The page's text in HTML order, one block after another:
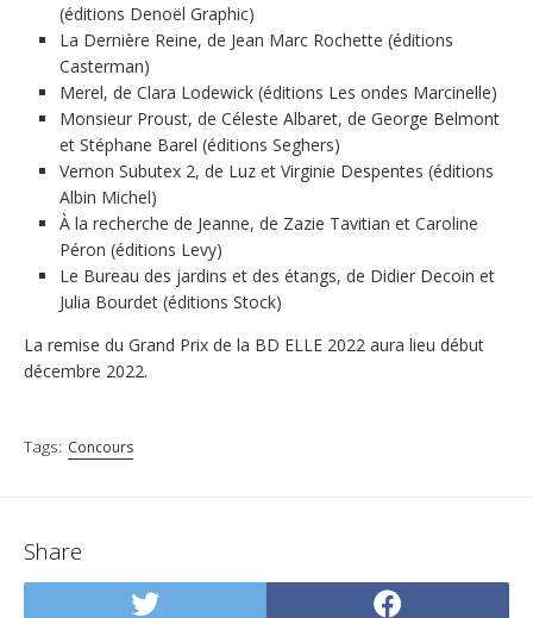
(éditions Denoël Graphic)
La Dernière Reine, de Jean Marc Rochette (éditions
Casterman)
Merel, de Clara Lodewick (éditions Les ondes Marcinelle)
Monsieur Proust, de Céleste Albaret, de George Belmont
et Stéphane Barel (éditions Seghers)
Vernon Subutex 2, de Luz et Virginie Despentes (éditions
Albin Michel)
À la recherche de Jeanne, de Zazie Tavitian et Caroline
Péron (éditions Levy)
Le Bureau des jardins et des étangs, de Didier Decoin et
Julia Bourdet (éditions Stock)
La remise du Grand Prix de la BD ELLE 2022 aura lieu début
décembre 2022.
Tags: Concours
Share
Share